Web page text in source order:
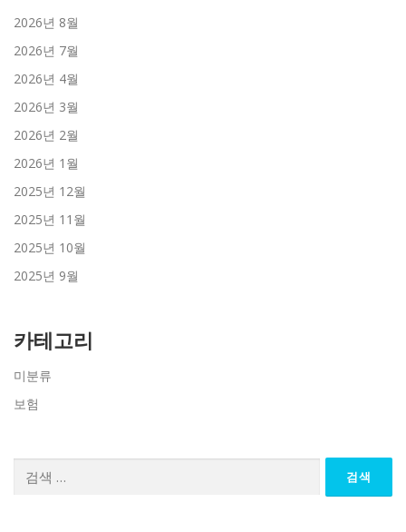
2026년 8월
2026년 7월
2026년 4월
2026년 3월
2026년 2월
2026년 1월
2025년 12월
2025년 11월
2025년 10월
2025년 9월
카테고리
미분류
보험